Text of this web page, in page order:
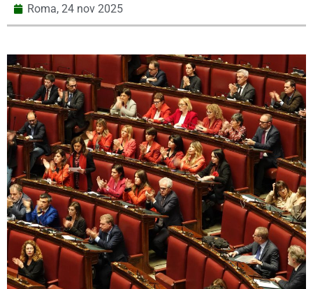
Roma, 24 nov 2025